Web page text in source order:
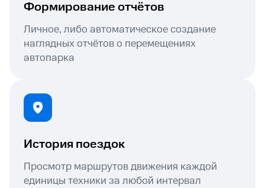
Формирование отчётов
Личное, либо автоматическое создание
наглядных отчётов о перемещениях
автопарка
История поездок
Просмотр маршрутов движения каждой
единицы техники за любой интервал